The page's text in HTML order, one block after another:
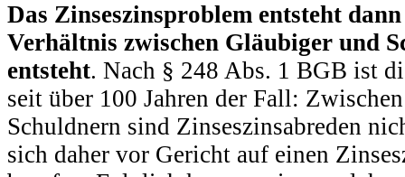
Das Zinseszinsproblem entsteht
Verhältnis zwischen Gläubiger und
entsteht. Nach § 248 Abs. 1 BGB ist
seit über 100 Jahren der Fall:
Schuldnern sind Zinseszinsabreden
sich daher vor Gericht auf einen